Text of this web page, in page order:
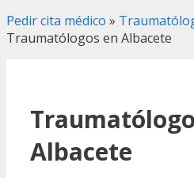
Pedir cita médico »
Traumatólogos en Albacete
Albacete